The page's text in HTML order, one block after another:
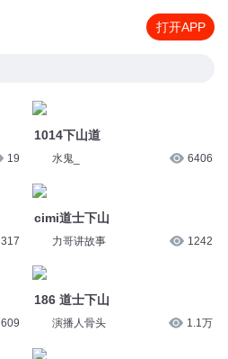
打开APP
19
317
609
1014下山道
水鬼_ 6406
cimi道士下山
力哥讲故事 1242
186 道士下山
演播人骨头 1.1万